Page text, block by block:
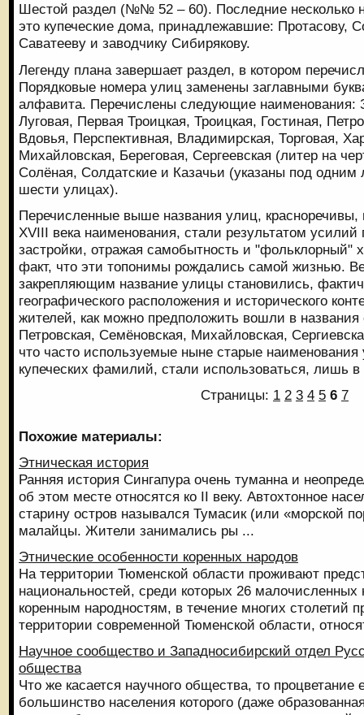
Шестой раздел (№№ 52 – 60). Последние несколько
это купеческие дома, принадлежавшие: Протасову,
Саватееву и заводчику Сибирякову.
Легенду плана завершает раздел, в котором
Порядковые номера улиц заменены заглавными
алфавита. Перечислены следующие наименования:
Луговая, Первая Троицкая, Троицкая, Гостиная,
Вдовья, Перспективная, Владимирская, Торговая,
Михайловская, Береговая, Сергеевская (литер на
Солёная, Солдатские и Казачьи (указаны под одним
шести улицах).
Перечисленные выше названия улиц, красноречивы,
XVIII века наименования, стали результатом усилий
застройки, отражая самобытность и "фольклорный"
факт, что эти топонимы рождались самой жизнью.
закрепляющим название улицы становились,
географического расположения и исторического
жителей, как можно предположить вошли в
Петровская, Семёновская, Михайловская,
что часто используемые ныне старые наименования
купеческих фамилий, стали использоваться, лишь в
Страницы: 1 2 3 4 5 6 7
Похожие материалы:
Этническая история
Ранняя история Сингапура очень туманна и
об этом месте относятся ко II веку. Автохтонное
старину остров назывался Тумасик (или «морской
малайцы. Жители занимались ры ...
Этнические особенности коренных народов
На территории Тюменской области проживают
национальностей, среди которых 26 малочисленных
коренным народностям, в течение многих столетий
территории современной Тюменской области,
Научное сообщество и Западносибирский отдел
общества
Что же касается научного общества, то процветание
большинство населения которого (даже